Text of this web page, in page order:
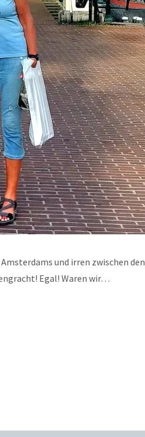
und irren zwischen den
Egal! Waren wir…